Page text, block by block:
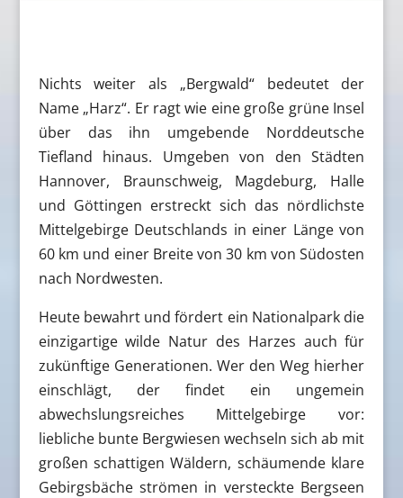
Nichts weiter als „Bergwald“ bedeutet der
Name „Harz“. Er ragt wie eine große grüne Insel
über das ihn umgebende Norddeutsche
Tiefland hinaus. Umgeben von den Städten
Hannover, Braunschweig, Magdeburg, Halle
und Göttingen erstreckt sich das nördlichste
Mittelgebirge Deutschlands in einer Länge von
60 km und einer Breite von 30 km von Südosten
nach Nordwesten.
Heute bewahrt und fördert ein Nationalpark die
einzigartige wilde Natur des Harzes auch für
zukünftige Generationen. Wer den Weg hierher
einschlägt, der findet ein ungemein
abwechslungsreiches Mittelgebirge vor:
liebliche bunte Bergwiesen wechseln sich ab mit
großen schattigen Wäldern, schäumende klare
Gebirgsbäche strömen in versteckte Bergseen